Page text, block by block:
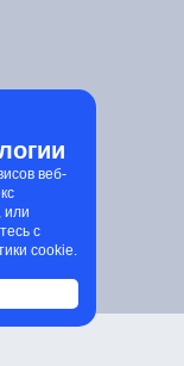
веб-
или
с
cookie.